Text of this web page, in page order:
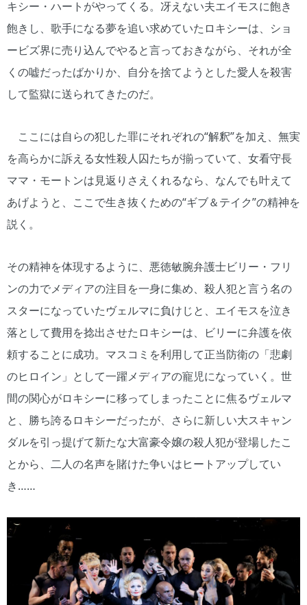
キシー・ハートがやってくる。冴えない夫エイモスに飽き
飽きし、歌手になる夢を追い求めていたロキシーは、ショ
ービズ界に売り込んでやると言っておきながら、それが全
くの嘘だったばかりか、自分を捨てようとした愛人を殺害
して監獄に送られてきたのだ。
ここには自らの犯した罪にそれぞれの“解釈”を加え、無実
を高らかに訴える女性殺人囚たちが揃っていて、女看守長
ママ・モートンは見返りさえくれるなら、なんでも叶えて
あげようと、ここで生き抜くための“ギブ＆テイク”の精神を
説く。
その精神を体現するように、悪徳敏腕弁護士ビリー・フリ
ンの力でメディアの注目を一身に集め、殺人犯と言う名の
スターになっていたヴェルマに負けじと、エイモスを泣き
落として費用を捻出させたロキシーは、ビリーに弁護を依
頼することに成功。マスコミを利用して正当防衛の「悲劇
のヒロイン」として一躍メディアの寵児になっていく。世
間の関心がロキシーに移ってしまったことに焦るヴェルマ
と、勝ち誇るロキシーだったが、さらに新しい大スキャン
ダルを引っ提げて新たな大富豪令嬢の殺人犯が登場したこ
とから、二人の名声を賭けた争いはヒートアップしてい
き……